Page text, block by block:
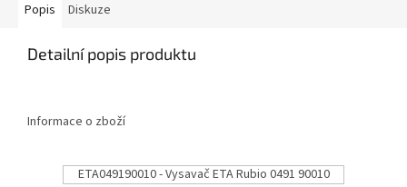
Popis Diskuze
Detailní popis produktu
Informace o zboží
ETA049190010 - Vysavač ETA Rubio 0491 90010